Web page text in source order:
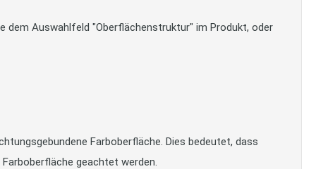
dem Auswahlfeld "Oberflächenstruktur" im Produkt, oder
Farboberfläche. Dies bedeutet, dass
geachtet werden.